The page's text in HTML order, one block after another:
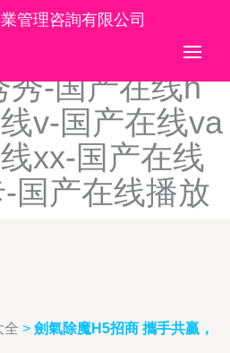
品-国产在线
线a免费观看-
秀-国产在线h
v-国产在线va
xx-国产在线
国产在线播放
管理咨詢有限公司
全 > 劍氣除魔H5招商 攜手共贏，